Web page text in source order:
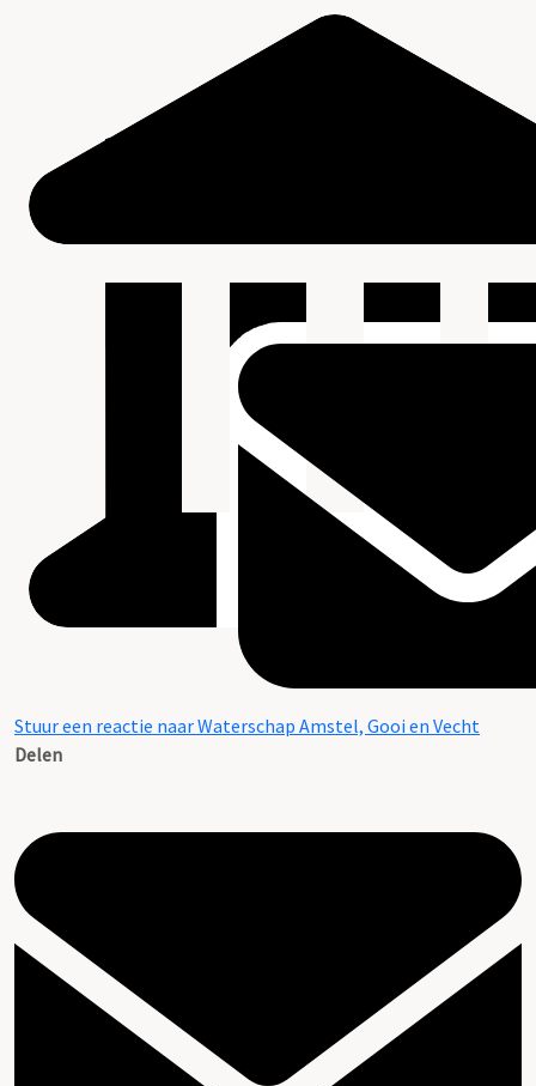
Stuur een reactie naar Waterschap Amstel, Gooi en Vecht
Delen